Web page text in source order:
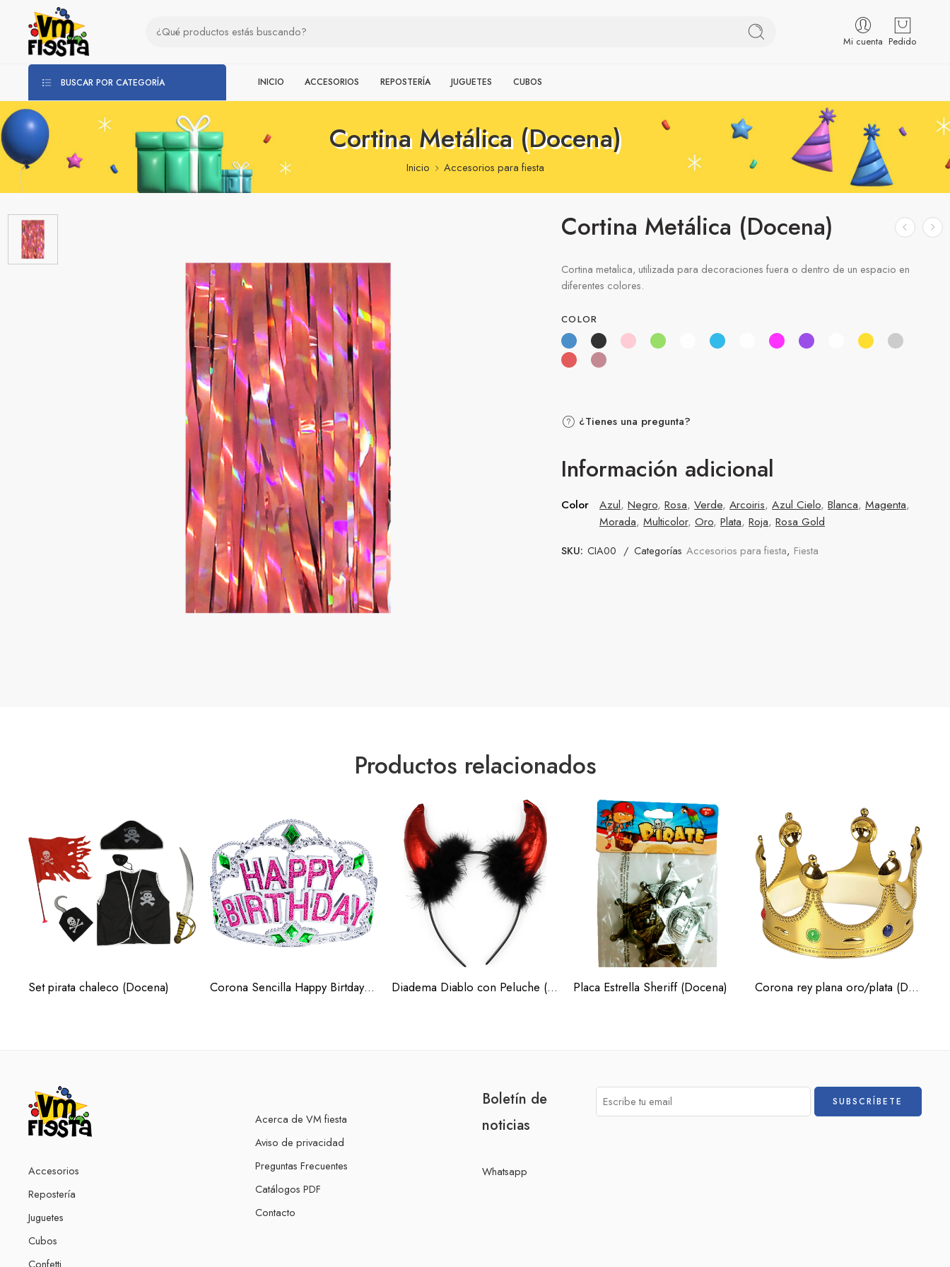
Mi cuenta Pedido
BUSCAR POR CATEGORÍA INICIO ACCESORIOS REPOSTERÍA JUGUETES CUBOS
Cortina Metálica (Docena)
Inicio Accesorios para fiesta
Cortina Metálica (Docena)
Cortina metalica, utilizada para decoraciones fuera o dentro de un espacio en
diferentes colores.
COLOR
¿Tienes una pregunta?
Información adicional
Color Azul, Negro, Rosa, Verde, Arcoiris, Azul Cielo, Blanca, Magenta,
Morada, Multicolor, Oro, Plata, Roja, Rosa Gold
SKU: CIA00 Categorías Accesorios para fiesta, Fiesta
Productos relacionados
Set pirata chaleco (Docena) Corona Sencilla Happy Birtday (Docena) Diadema Diablo con Peluche (Docena) Placa Estrella Sheriff (Docena) Corona rey plana oro/plata (Docena)
Accesorios
Repostería
Juguetes
Cubos
Confetti
Acerca de VM fiesta
Aviso de privacidad
Preguntas Frecuentes
Catálogos PDF
Contacto
Boletín de
noticias
Whatsapp